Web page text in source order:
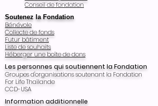
Conseil de fondation
Soutenez la Fondation
Bénévole
Collecte de fonds
Futur bâtiment
Liste de souhaits
Héberger une boîte de dons
Les personnes qui soutiennent la Fondation
Groupes d'organisations soutenant la Fondation
For Life Thaïlande
CCD-USA
Information additionnelle